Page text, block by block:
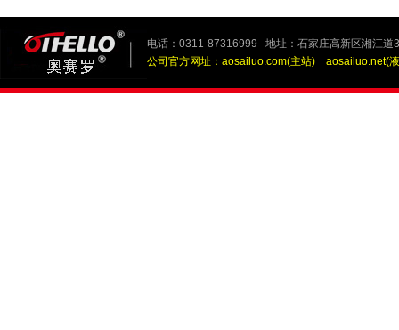
电话：0311-87316999 地址：石家庄高新区湘江道
公司官方网址： aosailuo.com(主站) aosailuo.net(